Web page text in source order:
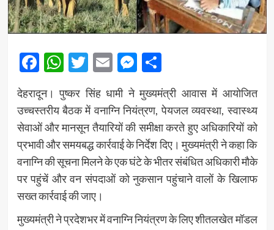
Facebook
WhatsApp
Twitter
EmailMessenger
Share
देहरादून।पुष्कर सिंह धामीने मुख्यमंत्री आवास में आयोजित
उच्चस्तरीय बैठक में वनाग्नि नियंत्रण, पेयजल व्यवस्था, स्वास्थ्य
सेवाओं और मानसून तैयारियों की समीक्षा करते हुए अधिकारियों को
प्रभावी और समयबद्ध कार्रवाई के निर्देश दिए। मुख्यमंत्री ने कहा कि
वनाग्नि की सूचना मिलने के एक घंटे के भीतर संबंधित अधिकारी मौके
पर पहुंचें और वन संपदाओं को नुकसान पहुंचाने वालों के खिलाफ
सख्त कार्रवाई की जाए।
मुख्यमंत्री ने प्रदेशभर में वनाग्नि नियंत्रण के लिए शीतलखेत मॉडल